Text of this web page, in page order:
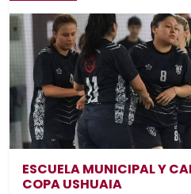
ESCUELA MUNICIPAL Y
COPA USHUAIA